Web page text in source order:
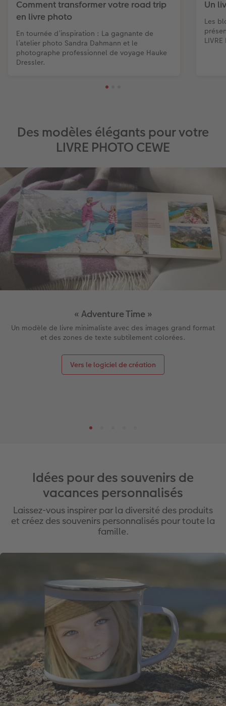
Comment transformer votre road trip
en livre photo
En tournée d’inspiration : La gagnante de
l’atelier photo Sandra Dahmann et le
photographe professionnel de voyage Hauke
Dressler.
Un
Les
Des modèles élégants pour votre
LIVRE PHOTO CEWE
« Adventure Time »
Un modèle de livre minimaliste avec des images grand format
et des zones de texte subtilement colorées.
Vers le logiciel de création
Idées pour des souvenirs de
vacances personnalisés
Laissez-vous inspirer par la diversité des produits
et créez des souvenirs personnalisés pour toute la
famille.